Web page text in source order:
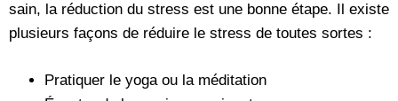
sain, la réduction du stress est une bonne étape. Il existe
plusieurs façons de réduire le stress de toutes sortes :
Pratiquer le yoga ou la méditation